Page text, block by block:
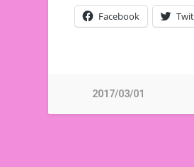
Facebook
2017/03/01